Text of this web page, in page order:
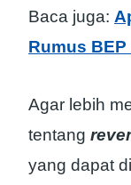
Baca juga:
Rumus
Agar lebih
tentang
yang dapat